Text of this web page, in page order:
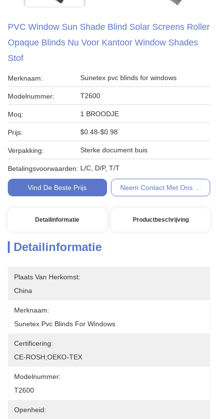
PVC Window Sun Shade Blind Solar Screens Roller
Opaque Blinds Nu Voor Kantoor Window Shades
Stof
Merknaam: Sunetex pvc blinds for windows
Modelnummer: T2600
Moq: 1 BROODJE
Prijs: $0.48-$0.98
Verpakking: Sterke document buis
Betalingsvoorwaarden: L/C, D/P, T/T
Vind De Beste Prijs Neem Contact Met Ons Op
Detailinformatie Productbeschrijving
Detailinformatie
Plaats Van Herkomst:
China
Merknaam:
Sunetex Pvc Blinds For Windows
Certificering:
CE-ROSH;OEKO-TEX
Modelnummer:
T2600
Openheid: